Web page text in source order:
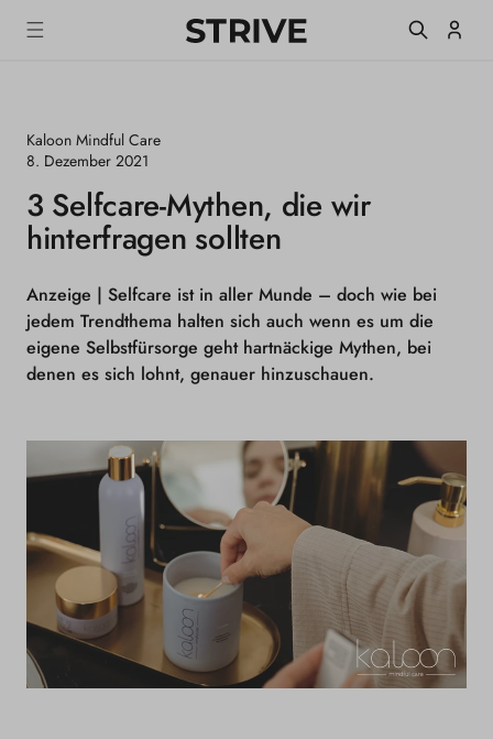
S
T
a
z
Kaloon Mindful Care
8. Dezember 2021
3 Selfcare-Mythen, die wir
hinterfragen sollten
Anzeige | Selfcare ist in aller Munde – doch wie bei
jedem Trendthema halten sich auch wenn es um die
eigene Selbstfürsorge geht hartnäckige Mythen, bei
denen es sich lohnt, genauer hinzuschauen.